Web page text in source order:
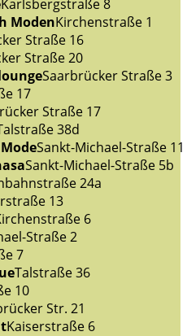
Karlsbergstraße 8
ModenKirchenstraße 1
Straße 16
Straße 20
Saarbrücker Straße 3
17
Straße 17
38d
Sankt-Michael-Straße 11
Sankt-Michael-Straße 5b
24a
13
6
Straße 2
7
Talstraße 36
10
Str. 21
Kaiserstraße 6